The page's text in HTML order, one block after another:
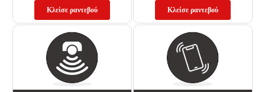
Κλείσε ραντεβού Κλείσε ραντεβού